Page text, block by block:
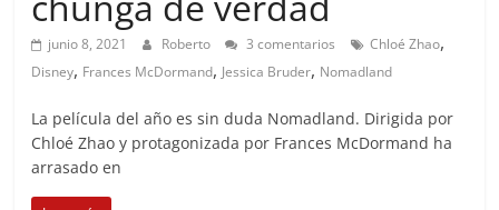
junio 8, 2021 Roberto 3 comentarios Chloé Zhao,
Disney, Frances McDormand, Jessica Bruder, Nomadland
La película del año es sin duda Nomadland. Dirigida por
Chloé Zhao y protagonizada por Frances McDormand ha
arrasado en